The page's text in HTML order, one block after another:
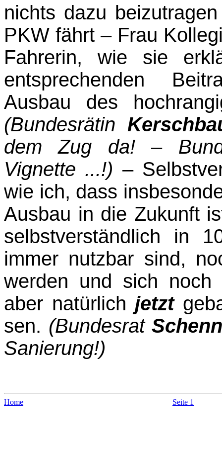
nichts dazu
PKW fährt – Frau
Fahrerin, wie sie
entsprechenden
Ausbau des
(Bundesrätin
dem Zug da!–
Vignette ...!) –
wie ich, dass
Ausbau in die Zukunft
selbstverständlich in
immer nutzbar sind,
werden und sich noch
aber natürlichjetzt
sen. (Bundesrat
Sanierung!)
Home Seite 1